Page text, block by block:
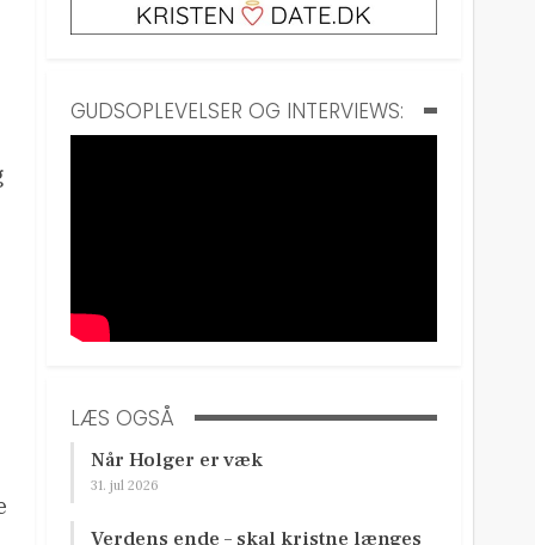
GUDSOPLEVELSER OG INTERVIEWS:
LÆS OGSÅ
Når Holger er væk
31. jul 2026
Verdens ende – skal kristne længes